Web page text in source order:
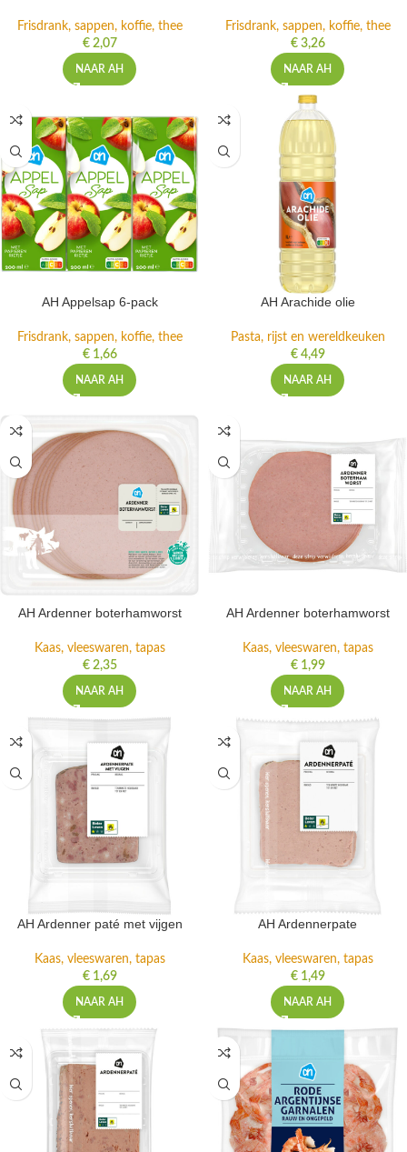
Frisdrank, sappen, koffie, thee
€2,07
NAAR AH
Frisdrank, sappen, koffie, thee
€3,26
NAAR AH
AH Appelsap 6-pack
Frisdrank, sappen, koffie, thee
€1,66
NAAR AH
AH Arachide olie
Pasta, rijst en wereldkeuken
€4,49
NAAR AH
AH Ardenner boterhamworst
Kaas, vleeswaren, tapas
€2,35
NAAR AH
AH Ardenner boterhamworst
Kaas, vleeswaren, tapas
€1,99
NAAR AH
AH Ardenner paté met vijgen
Kaas, vleeswaren, tapas
€1,69
NAAR AH
AH Ardennerpate
Kaas, vleeswaren, tapas
€1,49
NAAR AH